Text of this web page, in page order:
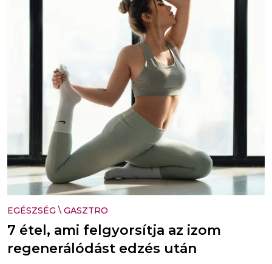
EGÉSZSÉG \ GASZTRO
7 étel, ami felgyorsítja az izom
regenerálódást edzés után